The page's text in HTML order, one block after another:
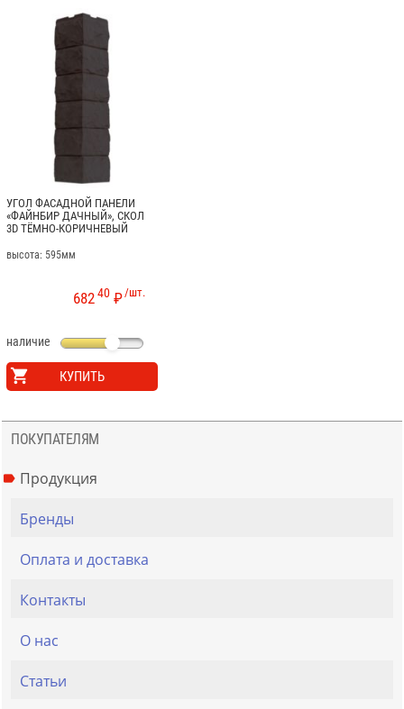
УГОЛ ФАСАДНОЙ ПАНЕЛИ
«ФАЙНБИР ДАЧНЫЙ», СКОЛ
3D ТЁМНО-КОРИЧНЕВЫЙ
высота: 595мм
/шт.
68240 ₽
наличие
КУПИТЬ
ПОКУПАТЕЛЯМ
Продукция
Бренды
Оплата и доставка
Контакты
О нас
Статьи